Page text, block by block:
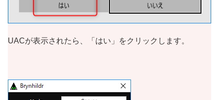
UACが表示されたら、「はい」をクリックします。